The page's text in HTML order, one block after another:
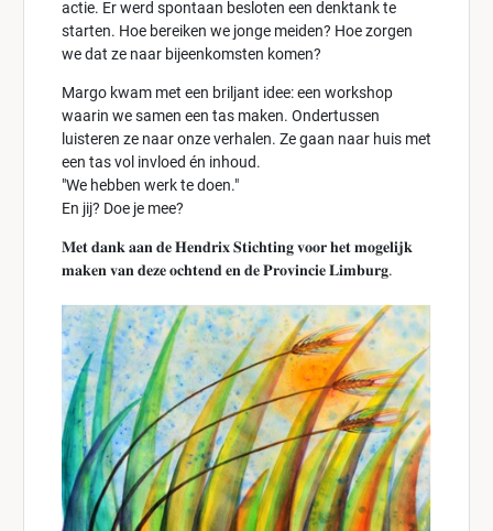
actie. Er werd spontaan besloten een denktank te
starten. Hoe bereiken we jonge meiden? Hoe zorgen
we dat ze naar bijeenkomsten komen?
Margo kwam met een briljant idee: een workshop
waarin we samen een tas maken. Ondertussen
luisteren ze naar onze verhalen. Ze gaan naar huis met
een tas vol invloed én inhoud.
"We hebben werk te doen."
En jij? Doe je mee?
𝐌𝐞𝐭 𝐝𝐚𝐧𝐤 𝐚𝐚𝐧 𝐝𝐞 𝐇𝐞𝐧𝐝𝐫𝐢𝐱 𝐒𝐭𝐢𝐜𝐡𝐭𝐢𝐧𝐠 𝐯𝐨𝐨𝐫 𝐡𝐞𝐭 𝐦𝐨𝐠𝐞𝐥𝐢𝐣𝐤
𝐦𝐚𝐤𝐞𝐧 𝐯𝐚𝐧 𝐝𝐞𝐳𝐞 𝐨𝐜𝐡𝐭𝐞𝐧𝐝 𝐞𝐧 𝐝𝐞 𝐏𝐫𝐨𝐯𝐢𝐧𝐜𝐢𝐞 𝐋𝐢𝐦𝐛𝐮𝐫𝐠.